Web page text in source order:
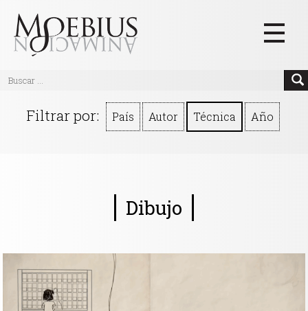
Videos
Eventos
Quiénes Somos
Filtrar por: País Autor Técnica Año
Dibujo